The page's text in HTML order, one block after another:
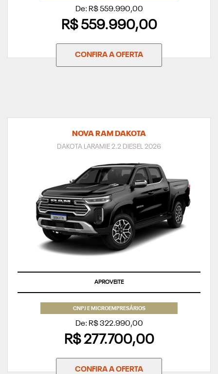
De: R$ 559.990,00
R$ 559.990,00
CONFIRA A OFERTA
NOVA RAM DAKOTA
DAKOTA LARAMIE 2.2 DIESEL 2026
APROVEITE
CNPJ E MICROEMPRESÁRIOS
De: R$ 322.990,00
R$ 277.700,00
CONFIRA A OFERTA